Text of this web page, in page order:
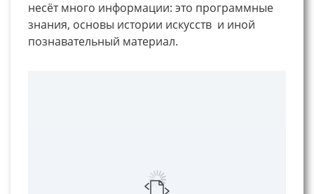
несёт много информации: это программные
знания, основы истории искусств и иной
познавательный материал.